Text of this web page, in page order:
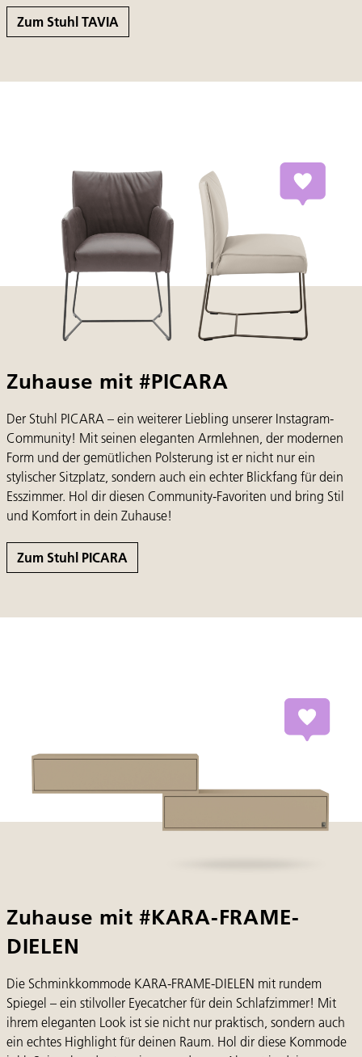
Zum Stuhl TAVIA
Zuhause mit #PICARA
Der Stuhl PICARA – ein weiterer Liebling unserer Instagram-
Community! Mit seinen eleganten Armlehnen, der modernen
Form und der gemütlichen Polsterung ist er nicht nur ein
stylischer Sitzplatz, sondern auch ein echter Blickfang für dein
Esszimmer. Hol dir diesen Community-Favoriten und bring Stil
und Komfort in dein Zuhause!
Zum Stuhl PICARA
Zuhause mit #KARA-FRAME-
DIELEN
Die Schminkkommode KARA-FRAME-DIELEN mit rundem
Spiegel – ein stilvoller Eyecatcher für dein Schlafzimmer! Mit
ihrem eleganten Look ist sie nicht nur praktisch, sondern auch
ein echtes Highlight für deinen Raum. Hol dir diese Kommode